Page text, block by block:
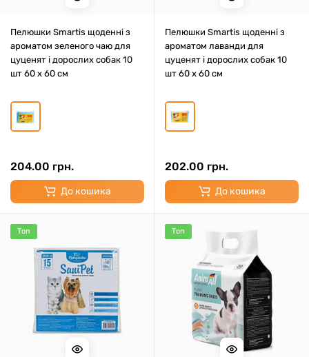
Пелюшки Smartis щоденні з
ароматом зеленого чаю для
цуценят і дорослих собак 10
шт 60 х 60 см
204.00 грн.
До кошика
Пелюшки Smartis щоденні з
ароматом лаванди для
цуценят і дорослих собак 10
шт 60 х 60 см
202.00 грн.
До кошика
Топ Топ